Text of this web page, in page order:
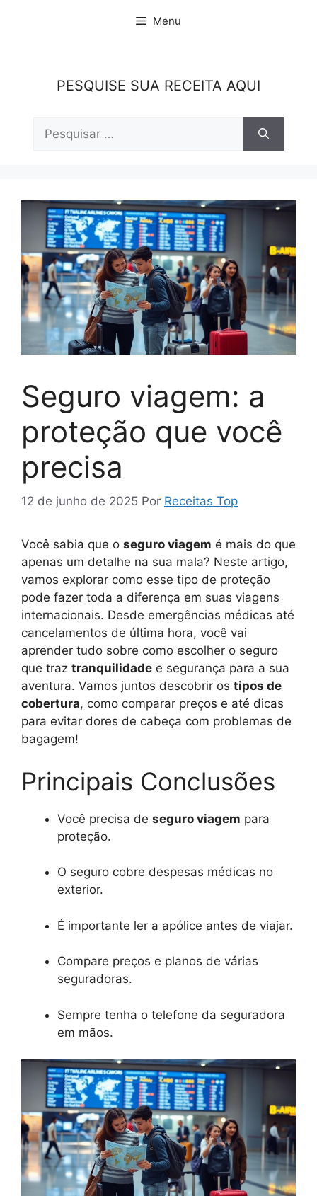
Menu
PESQUISE SUA RECEITA AQUI
por:
Seguro viagem: a
proteção que você
precisa
12 de junho de 2025 Por Receitas Top
Você sabia que o seguro viagem é mais do que
apenas um detalhe na sua mala? Neste artigo,
vamos explorar como esse tipo de proteção
pode fazer toda a diferença em suas viagens
internacionais. Desde emergências médicas até
cancelamentos de última hora, você vai
aprender tudo sobre como escolher o seguro
que traz tranquilidade e segurança para a sua
aventura. Vamos juntos descobrir os tipos de
cobertura, como comparar preços e até dicas
para evitar dores de cabeça com problemas de
bagagem!
Principais Conclusões
Você precisa de seguro viagem para
proteção.
O seguro cobre despesas médicas no
exterior.
É importante ler a apólice antes de viajar.
Compare preços e planos de várias
seguradoras.
Sempre tenha o telefone da seguradora
em mãos.